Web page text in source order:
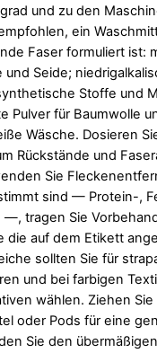
und zu den
ein
Faser formuliert ist:
und Seide;
Stoffe und
Pulver für Baumwolle
Wäsche. Dosieren
Rückstände und
Sie
sind — Protein-,
tragen Sie
die auf dem Etikett
sollten Sie für
und bei farbigen
wählen. Ziehen
oder Pods für eine
Sie den